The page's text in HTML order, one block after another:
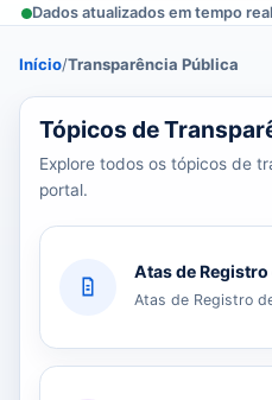
Dados atualizados em tempo real
Início/Transparência Pública
0 tópicos carregados do
Tópicos de
Explore todos os tópicos de
portal.
Atas de
Atas de Registro